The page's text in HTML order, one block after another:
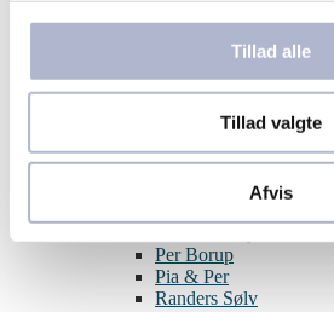
Tillad alle
Tillad valgte
Afvis
Izabel Camille
Julie Sandlau
Melfia
Nordahl Jewellery
Per Borup
Pia & Per
Randers Sølv